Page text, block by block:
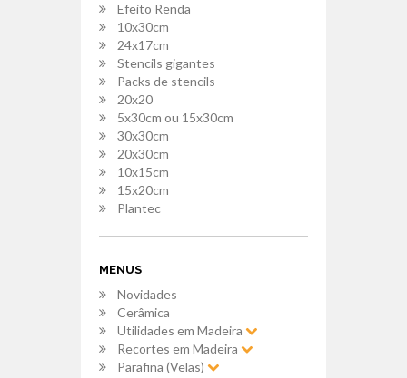
Efeito Renda
10x30cm
24x17cm
Stencils gigantes
Packs de stencils
20x20
5x30cm ou 15x30cm
30x30cm
20x30cm
10x15cm
15x20cm
Plantec
MENUS
Novidades
Cerâmica
Utilidades em Madeira
Recortes em Madeira
Parafina (Velas)